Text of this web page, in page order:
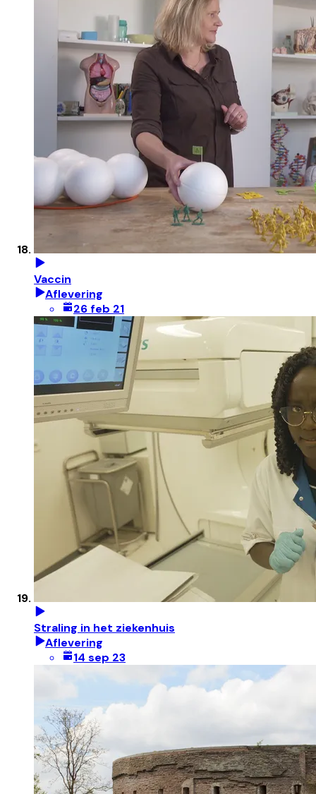
Vaccin
Aflevering
26 feb 21
Straling in het ziekenhuis
Aflevering
14 sep 23